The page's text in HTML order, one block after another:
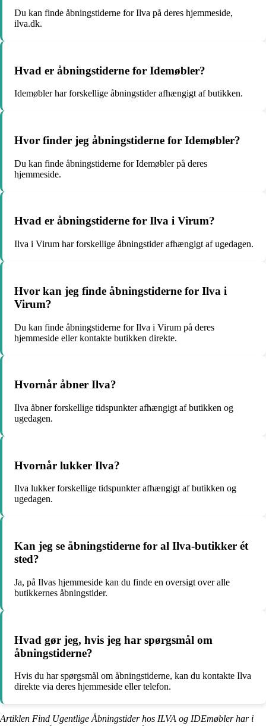
Du kan finde åbningstiderne for Ilva på deres hjemmeside,
ilva.dk.
Hvad er åbningstiderne for Idemøbler?
Idemøbler har forskellige åbningstider afhængigt af butikken.
Hvor finder jeg åbningstiderne for Idemøbler?
Du kan finde åbningstiderne for Idemøbler på deres
hjemmeside.
Hvad er åbningstiderne for Ilva i Virum?
Ilva i Virum har forskellige åbningstider afhængigt af ugedagen.
Hvor kan jeg finde åbningstiderne for Ilva i
Virum?
Du kan finde åbningstiderne for Ilva i Virum på deres
hjemmeside eller kontakte butikken direkte.
Hvornår åbner Ilva?
Ilva åbner forskellige tidspunkter afhængigt af butikken og
ugedagen.
Hvornår lukker Ilva?
Ilva lukker forskellige tidspunkter afhængigt af butikken og
ugedagen.
Kan jeg se åbningstiderne for al Ilva-butikker ét
sted?
Ja, på Ilvas hjemmeside kan du finde en oversigt over alle
butikkernes åbningstider.
Hvad gør jeg, hvis jeg har spørgsmål om
åbningstiderne?
Hvis du har spørgsmål om åbningstiderne, kan du kontakte Ilva
direkte via deres hjemmeside eller telefon.
Artiklen Find Ugentlige Åbningstider hos ILVA og IDEmøbler har i